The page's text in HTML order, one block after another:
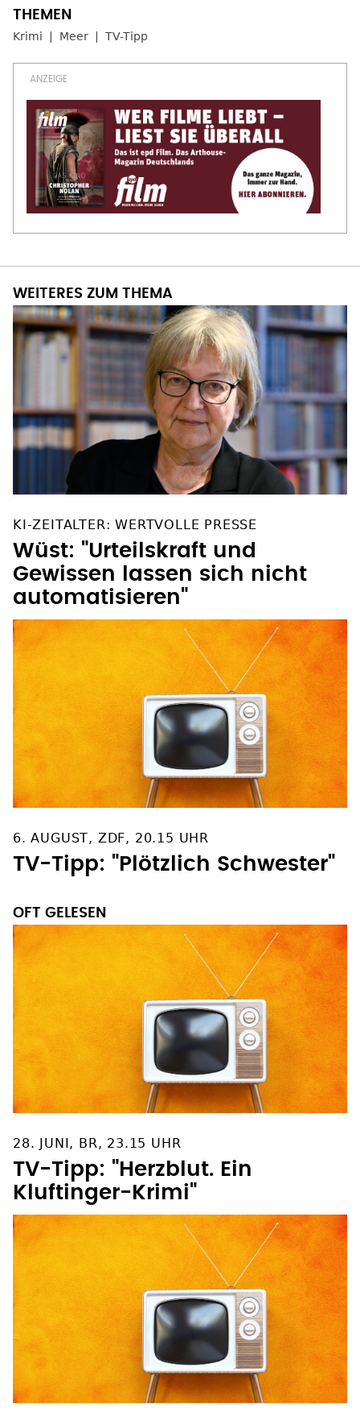
Krimi Meer TV-Tipp
WEITERES ZUM THEMA
KI-ZEITALTER: WERTVOLLE PRESSE
Wüst: "Urteilskraft und
Gewissen lassen sich nicht
automatisieren"
6. AUGUST, ZDF, 20.15 UHR
TV-Tipp: "Plötzlich Schwester"
OFT GELESEN
28. JUNI, BR, 23.15 UHR
TV-Tipp: "Herzblut. Ein
Kluftinger-Krimi"